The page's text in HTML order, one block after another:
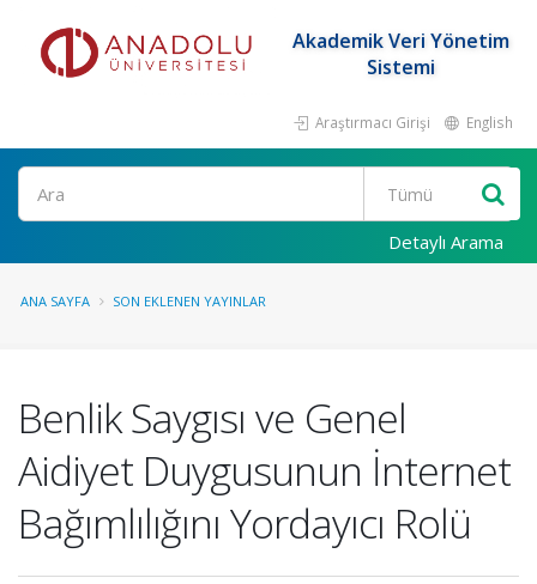
Akademik Veri Yönetim
Sistemi
Araştırmacı Girişi English
Ara
Detaylı Arama
ANA SAYFA SON EKLENEN YAYINLAR
Benlik Saygısı ve Genel
Aidiyet Duygusunun İnternet
Bağımlılığını Yordayıcı Rolü